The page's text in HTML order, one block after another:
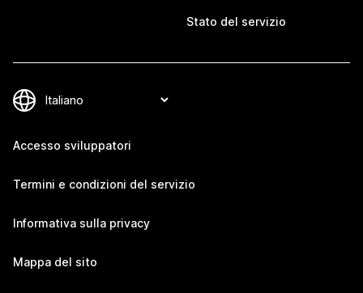
Stato del servizio
Accesso sviluppatori
Termini e condizioni del servizio
Informativa sulla privacy
Mappa del sito